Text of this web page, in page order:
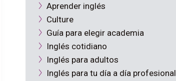
Aprender inglés
Culture
Guía para elegir academia
Inglés cotidiano
Inglés para adultos
Inglés para tu día a día profesional